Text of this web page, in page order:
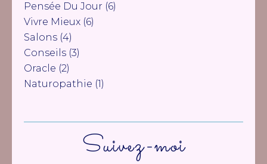
Pensée Du Jour (6)
Vivre Mieux (6)
Salons (4)
Conseils (3)
Oracle (2)
Naturopathie (1)
Suivez-moi